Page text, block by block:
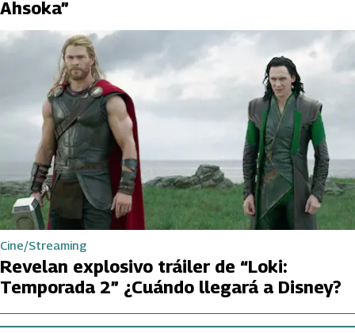
Ahsoka”
Cine/Streaming
Revelan explosivo tráiler de “Loki:
Temporada 2” ¿Cuándo llegará a Disney?